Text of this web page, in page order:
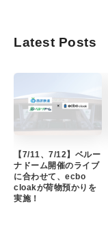
Latest Posts
【7/11、7/12】ベルー
ナドーム開催のライブ
に合わせて、ecbo
cloakが荷物預かりを
実施！